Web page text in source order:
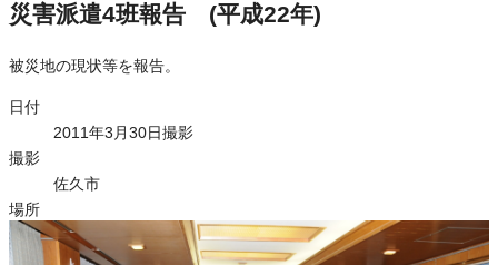
災害派遣4班報告 (平成22年)
被災地の現状等を報告。
日付
2011年3月30日撮影
撮影
佐久市
場所
佐久市役所